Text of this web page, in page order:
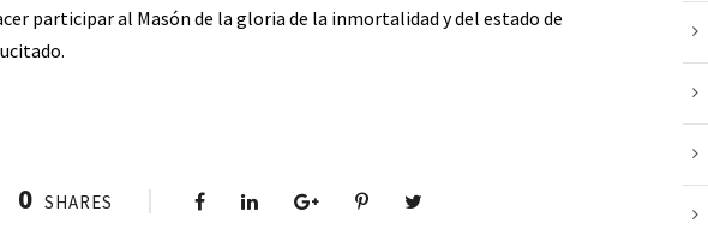
participar al Masón de la gloria de la inmortalidad y del estado de
0 SHARES